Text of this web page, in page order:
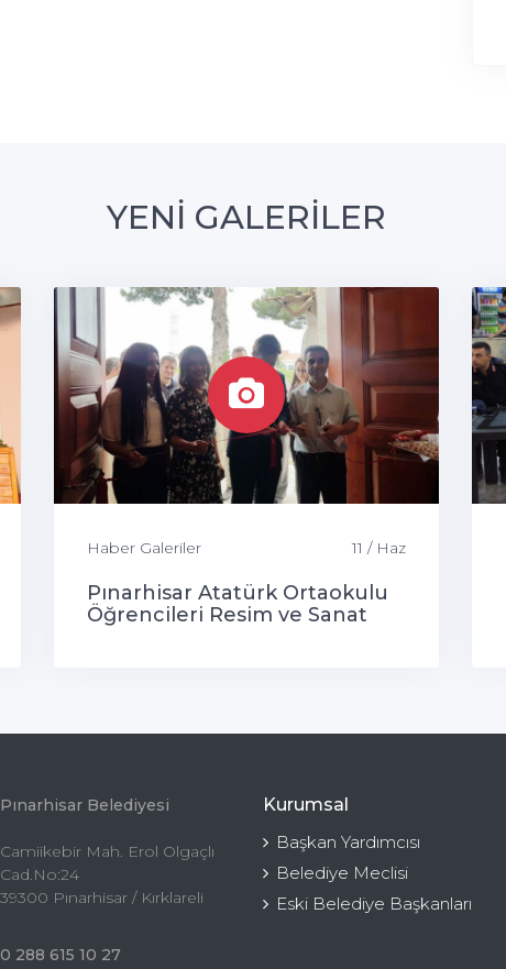
YENİ GALERİLER
Haber Galeriler 11 / Haz
Pınarhisar Atatürk Ortaokulu
Öğrencileri Resim ve Sanat
Pınarhisar Belediyesi
Camiikebir Mah. Erol Olgaçlı
Cad.No:24
39300 Pınarhisar / Kırklareli
0 288 615 10 27
Kurumsal
Başkan Yardımcısı
Belediye Meclisi
Eski Belediye Başkanları